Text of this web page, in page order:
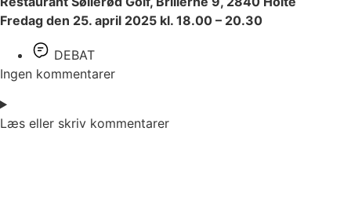
Fredag den 25. april 2025 kl. 18.00 – 20.30
DEBAT
Ingen kommentarer
Læs eller skriv kommentarer